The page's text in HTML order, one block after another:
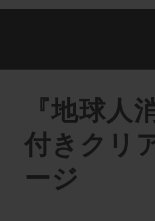
『地球人
付きクリ
ージ